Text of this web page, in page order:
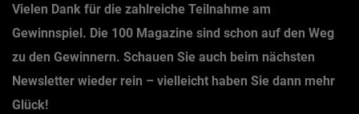
Vielen Dank für die zahlreiche Teilnahme am
Gewinnspiel. Die 100 Magazine sind schon auf den Weg
zu den Gewinnern. Schauen Sie auch beim nächsten
Newsletter wieder rein – vielleicht haben Sie dann mehr
Glück!